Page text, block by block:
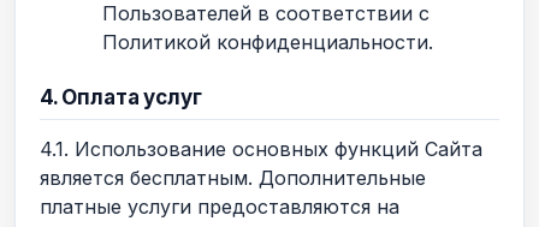
Пользователей в соответствии с
Политикой конфиденциальности.
4. Оплата услуг
4.1. Использование основных функций Сайта
является бесплатным. Дополнительные
платные услуги предоставляются на